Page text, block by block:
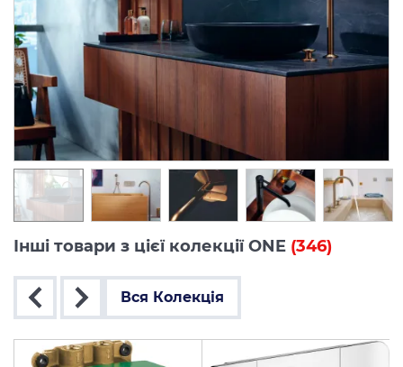
Інші товари з цієї колекції ONE (346)
Вся Колекція